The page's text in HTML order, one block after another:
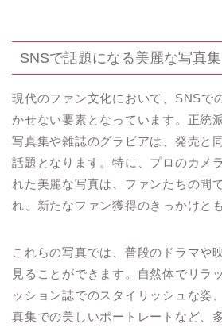
SNSで話題になる美麗な写真集
現代のファン文化において、SNSで
かせない要素となっています。正統
写真集や雑誌のグラビアは、発売と
話題となります。特に、プロのカメ
れた美麗な写真は、ファンたちの間
れ、新たなファン獲得のきっかけと
これらの写真では、普段のドラマや
見ることができます。自然体でリラ
ッション誌でのスタイリッシュな姿
真集での美しいポートレートなど、